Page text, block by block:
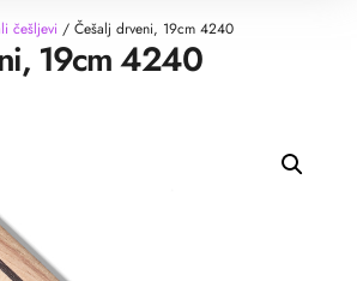
češljevi / Češalj drveni, 19cm 4240
19cm 4240